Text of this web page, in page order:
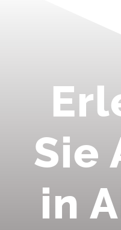
Sie
in